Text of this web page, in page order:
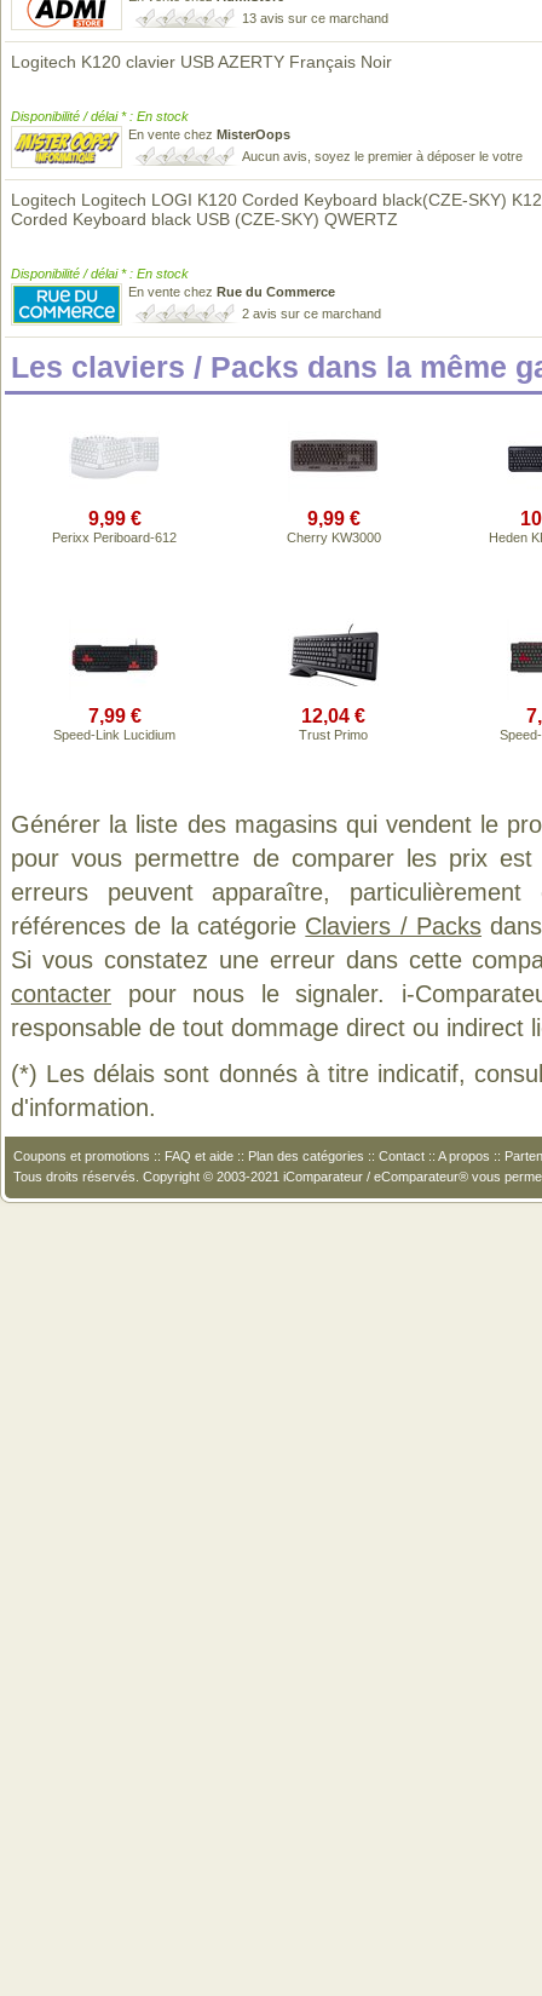
13 avis sur ce marchand
Logitech K120 clavier USB AZERTY Français Noir
Disponibilité / délai * : En stock
En vente chez MisterOops
Aucun avis, soyez le premier à déposer le votre
Logitech Logitech LOGI K120 Corded Keyboard black(CZE-SKY)
Corded Keyboard black USB (CZE-SKY) QWERTZ
Disponibilité / délai * : En stock
En vente chez Rue du Commerce
2 avis sur ce marchand
Les claviers / Packs dans la même
9,99 €
Perixx Periboard-612
9,99 €
Cherry KW3000 Heden
7,99 €
Speed-Link Lucidium
12,04 €
Trust Primo
Générer la liste des magasins qui vendent le
pour vous permettre de comparer les prix
erreurs peuvent apparaître,
références de la catégorie Claviers / Packs
Si vous constatez une erreur dans cette
contacter pour nous le signaler. i-
responsable de tout dommage direct ou indirect
(*) Les délais sont donnés à titre indicatif,
d'information.
Coupons et promotions :: FAQ et aide :: Plan des catégories :: Contact :: A propos ::
Tous droits réservés. Copyright © 2003-2021 iComparateur / eComparateur® vous